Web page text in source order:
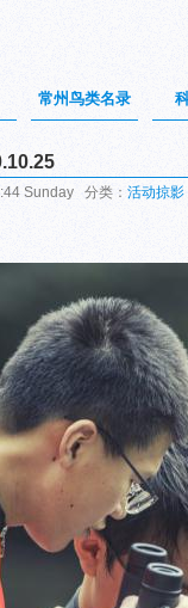
常州鸟类名录
Sunday 分类： 活动掠影